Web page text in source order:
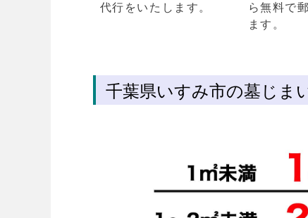
代行をいたします。
ら無料で
ます。
千葉県いすみ市の墓じま